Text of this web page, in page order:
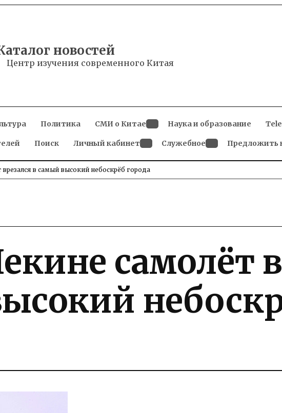
новостей
Центр изучения современного Китая
Политика СМИ о Китае
dropdown
menu
Наука и образование
Поиск Личный кабинет
dropdown
menu
Служебное
dropdown
Предложить
врезался в самый высокий небоскрёб города
самолёт